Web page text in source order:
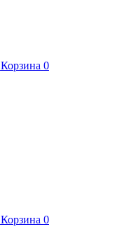
Корзина 0
Корзина 0